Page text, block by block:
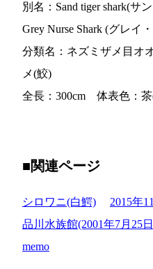
別名：Sand tiger shark(サ
Grey Nurse Shark (グレイ
分類名：ネズミザメ目オ
メ(鮫)
全長：300cm 体表色：
■関連ページ
シロワニ(白鰐)
2015年
品川水族館(2001年7月25
memo